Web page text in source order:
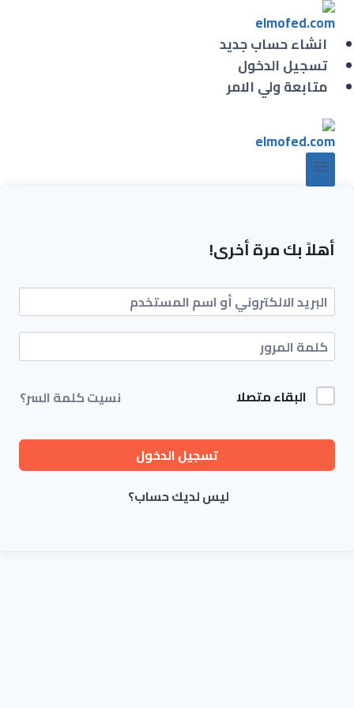
انشاء حساب جديد
تسجيل الدخول
متابعة ولي الامر
أهلاً بك مرة أخرى!
البقاء متصلا نسيت كلمة السر؟
تسجيل الدخول
ليس لديك حساب؟